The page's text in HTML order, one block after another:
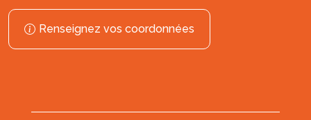
Renseignez vos coordonnées